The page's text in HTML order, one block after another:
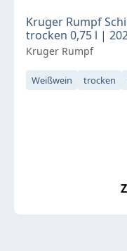
Kruger Rumpf
trocken 0,75 l |
Kruger Rumpf
Weißwein trocken